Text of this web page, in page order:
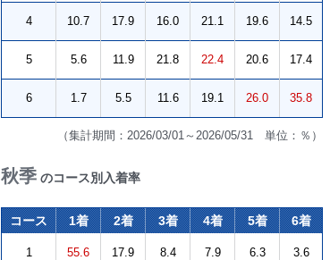
4 10.7 17.9 16.0 21.1 19.6 14.5
5 5.6 11.9 21.8 22.4 20.6 17.4
6 1.7 5.5 11.6 19.1 26.0 35.8
（集計期間：2026/03/01～2026/05/31 単位：％）
秋季 のコース別入着率
コース 1着 2着 3着 4着 5着 6着
1 55.6 17.9 8.4 7.9 6.3 3.6